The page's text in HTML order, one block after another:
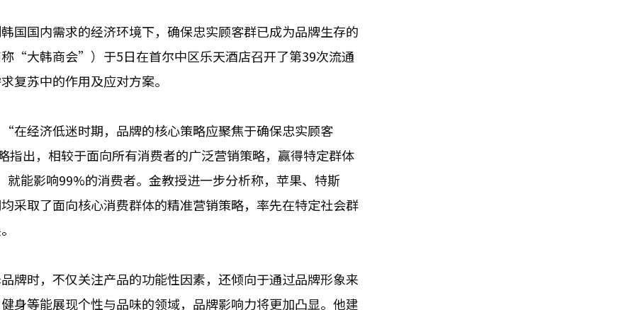
国国内需求的经济环境下，确保忠实顾客群已成为品牌生存的
“大韩商会”）于5日在首尔中区乐天酒店召开了第39次流通
复苏中的作用及应对方案。
在经济低迷时期，品牌的核心策略应聚焦于确保忠实顾客
出，相较于面向所有消费者的广泛营销策略，赢得特定群体
能影响99%的消费者。金教授进一步分析称，苹果、特斯
采取了面向核心消费群体的精准营销策略，率先在特定社会群
牌时，不仅关注产品的功能性因素，还倾向于通过品牌形象来
身等能展现个性与品味的领域，品牌影响力将更加凸显。他建